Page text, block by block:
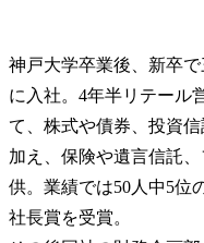
神戸大学卒業後、新卒
に入社。4年半リテール
て、株式や債券、投資
加え、保険や遺言信託
供。業績では50人中5位
社長賞を受賞。